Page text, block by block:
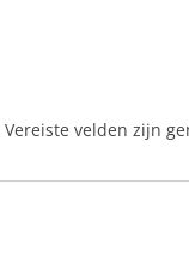
Vereiste velden zijn